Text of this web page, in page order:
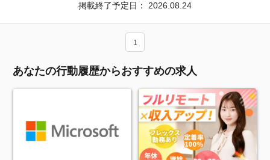
掲載終了予定日： 2026.08.24
1
あなたの行動履歴からおすすめの求人